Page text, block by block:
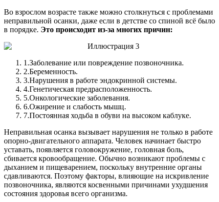
Во взрослом возрасте также можно столкнуться с проблемами
неправильной осанки, даже если в детстве со спиной всё было
в порядке. Это происходит из-за многих причин:
1.Заболевание или повреждение позвоночника.
2.Беременность.
3.Нарушения в работе эндокринной системы.
4.Генетическая предрасположенность.
5.Онкологические заболевания.
6.Ожирение и слабость мышц.
7.Постоянная ходьба в обуви на высоком каблуке.
Неправильная осанка вызывает нарушения не только в работе
опорно-двигательного аппарата. Человек начинает быстро
уставать, появляется головокружение, головная боль,
сбивается кровообращение. Обычно возникают проблемы с
дыханием и пищеварением, поскольку внутренние органы
сдавливаются. Поэтому факторы, влияющие на искривление
позвоночника, являются косвенными причинами ухудшения
состояния здоровья всего организма.